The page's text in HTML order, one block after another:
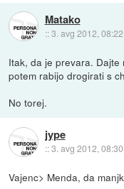
Matako
::3. avg 2012, 08:22
Itak, da je prevara.
potem rabijo drogirati s
No torej.
jype
::3. avg 2012, 08:30
Vajenc> Menda, da